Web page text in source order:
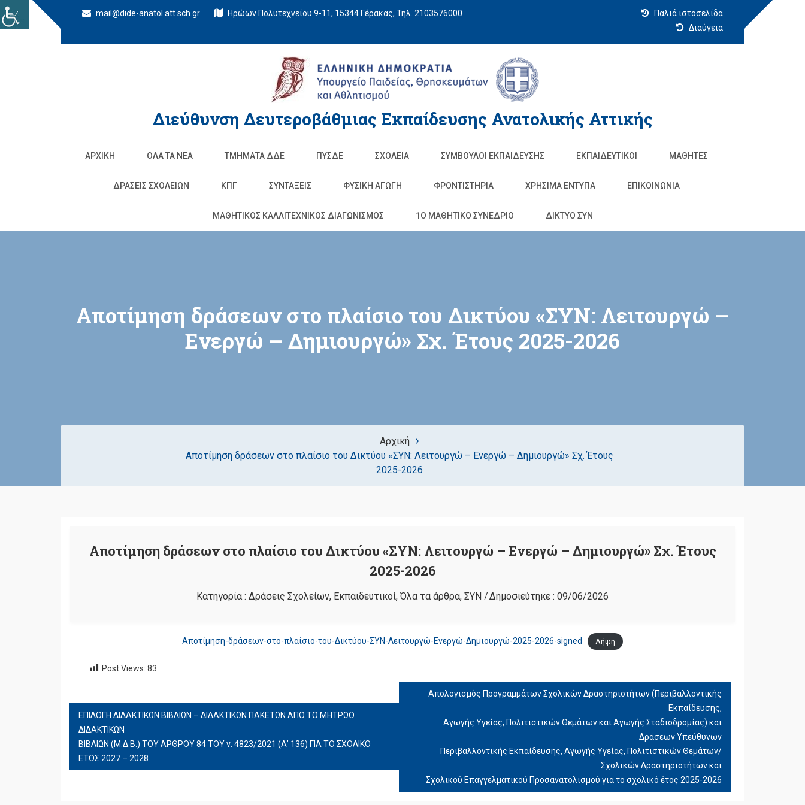
mail@dide-anatol.att.sch.gr Ηρώων Πολυτεχνείου 9-11, 15344 Γέρακας, Τηλ. 2103576000
Παλιά ιστοσελίδα
Διαύγεια
Διεύθυνση Δευτεροβάθμιας Εκπαίδευσης Ανατολικής Αττικής
ΑΡΧΙΚΉ ΌΛΑ ΤΑ ΝΈΑ ΤΜΉΜΑΤΑ ΔΔΕ ΠΥΣΔΕ ΣΧΟΛΕΊΑ ΣΥΜΒΟΥΛΟΙ ΕΚΠΑΙΔΕΥΣΗΣ ΕΚΠΑΙΔΕΥΤΙΚΟΊ ΜΑΘΗΤΈΣ
ΔΡΆΣΕΙΣ ΣΧΟΛΕΊΩΝ ΚΠΓ ΣΥΝΤΑΞΕΙΣ ΦΥΣΙΚΉ ΑΓΩΓΉ ΦΡΟΝΤΙΣΤΉΡΙΑ ΧΡΗΣΙΜΑ ΕΝΤΥΠΑ ΕΠΙΚΟΙΝΩΝΊΑ
ΜΑΘΗΤΙΚΟΣ ΚΑΛΛΙΤΕΧΝΙΚΟΣ ΔΙΑΓΩΝΙΣΜΟΣ 1O ΜΑΘΗΤΙΚΟ ΣΥΝΕΔΡΙΟ ΔΙΚΤΥΟ ΣΥΝ
Αποτίμηση δράσεων στο πλαίσιο του Δικτύου «ΣΥΝ: Λειτουργώ –
Ενεργώ – Δημιουργώ» Σχ. Έτους 2025-2026
Αρχική
Αποτίμηση δράσεων στο πλαίσιο του Δικτύου «ΣΥΝ: Λειτουργώ – Ενεργώ – Δημιουργώ» Σχ. Έτους
2025-2026
Αποτίμηση δράσεων στο πλαίσιο του Δικτύου «ΣΥΝ: Λειτουργώ – Ενεργώ – Δημιουργώ» Σχ. Έτους
2025-2026
Κατηγορία : Δράσεις Σχολείων, Εκπαιδευτικοί,Όλα τα άρθρα, ΣΥΝ /Δημοσιεύτηκε : 09/06/2026
Αποτίμηση-δράσεων-στο-πλαίσιο-του-Δικτύου-ΣΥΝ-Λειτουργώ-Ενεργώ-Δημιουργώ-2025-2026-signed Λήψη
Post Views: 83
ΠΛΟΉΓΗΣΗ
ΆΡΘΡΩΝ
ΕΠΙΛΟΓΗ ΔΙΔΑΚΤΙΚΩΝ ΒΙΒΛΙΩΝ – ΔΙΔΑΚΤΙΚΩΝ ΠΑΚΕΤΩΝ ΑΠΟ ΤΟ ΜΗΤΡΩΟ
ΔΙΔΑΚΤΙΚΩΝ
ΒΙΒΛΙΩΝ (Μ.Δ.Β.) ΤΟΥ ΑΡΘΡΟΥ 84 ΤΟΥ ν. 4823/2021 (Α’ 136) ΓΙΑ ΤΟ ΣΧΟΛΙΚΟ
ΕΤΟΣ 2027 – 2028
Απολογισμός Προγραμμάτων Σχολικών Δραστηριοτήτων (Περιβαλλοντικής
Εκπαίδευσης,
Αγωγής Υγείας, Πολιτιστικών Θεμάτων και Αγωγής Σταδιοδρομίας) και
Δράσεων Υπεύθυνων
Περιβαλλοντικής Εκπαίδευσης, Αγωγής Υγείας, Πολιτιστικών Θεμάτων/
Σχολικών Δραστηριοτήτων και
Σχολικού Επαγγελματικού Προσανατολισμού για το σχολικό έτος 2025-2026